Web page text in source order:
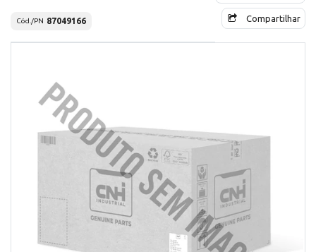
Cód./PN 87049166 Compartilhar